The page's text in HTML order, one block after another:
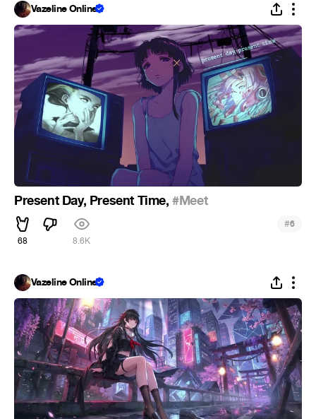
Vazeline Online
Present Day, Present Time,#Meet
68 8.6K
#6
Vazeline Online